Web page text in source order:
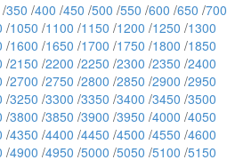
/350 /400 /450 /500 /550 /600 /650 /700
/1050 /1100 /1150 /1200 /1250 /1300
/1600 /1650 /1700 /1750 /1800 /1850
/2150 /2200 /2250 /2300 /2350 /2400
/2700 /2750 /2800 /2850 /2900 /2950
/3250 /3300 /3350 /3400 /3450 /3500
/3800 /3850 /3900 /3950 /4000 /4050
/4350 /4400 /4450 /4500 /4550 /4600
/4900 /4950 /5000 /5050 /5100 /5150